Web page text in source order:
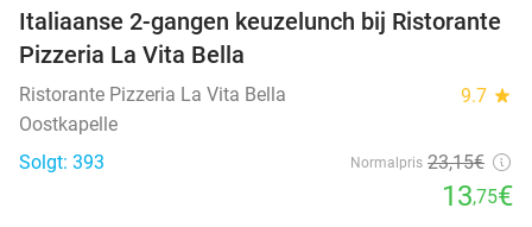
41%
Italiaanse 2-gangen keuzelunch bij Ristorante
Pizzeria La Vita Bella
Ristorante Pizzeria La Vita Bella 9.7 star
Oostkapelle
Solgt: 393
Normalpris 23,15€
13,75€